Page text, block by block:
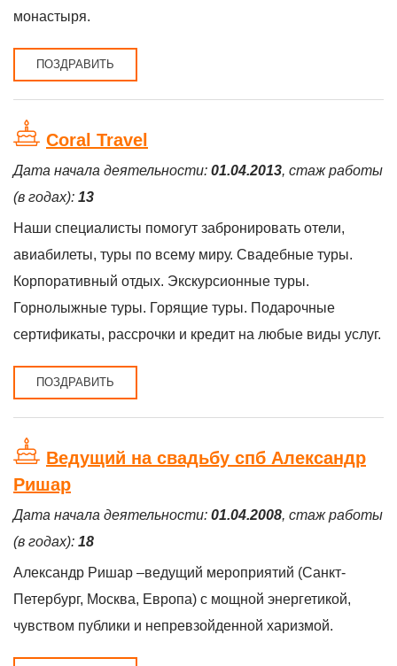
монастыря.
ПОЗДРАВИТЬ
Coral Travel
Дата начала деятельности: 01.04.2013, стаж работы
(в годах): 13
Наши специалисты помогут забронировать отели,
авиабилеты, туры по всему миру. Свадебные туры.
Корпоративный отдых. Экскурсионные туры.
Горнолыжные туры. Горящие туры. Подарочные
сертификаты, рассрочки и кредит на любые виды услуг.
ПОЗДРАВИТЬ
Ведущий на свадьбу спб Александр
Ришар
Дата начала деятельности: 01.04.2008, стаж работы
(в годах): 18
Александр Ришар –ведущий мероприятий (Санкт-
Петербург, Москва, Европа) с мощной энергетикой,
чувством публики и непревзойденной харизмой.